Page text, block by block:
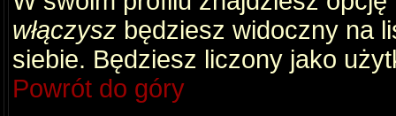
włączysz będziesz widoczny na
siebie. Będziesz liczony jako
Powrót do góry